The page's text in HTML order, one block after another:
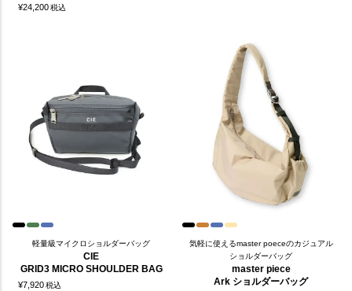
¥24,200税込
軽量級マイクロショルダーバッグ
CIE
GRID3 MICRO SHOULDER BAG
¥7,920税込
気軽に使えるmaster poeceのカジュアル
ショルダーバッグ
master piece
Ark ショルダーバッグ